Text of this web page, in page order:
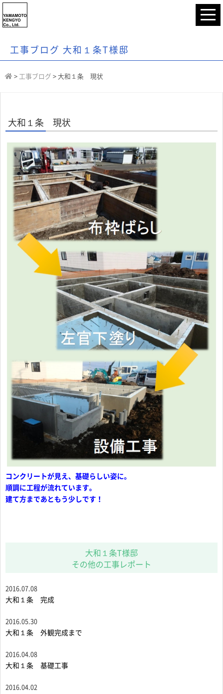
工事ブログ 大和１条T様邸
> 工事ブログ > 大和１条 現状
大和１条 現状
コンクリートが見え、基礎らしい姿に。
順調に工程が流れています。
建て方まであともう少しです！
大和１条T様邸
その他の工事レポート
2016.07.08
大和１条 完成
2016.05.30
大和１条 外観完成まで
2016.04.08
大和１条 基礎工事
2016.04.02